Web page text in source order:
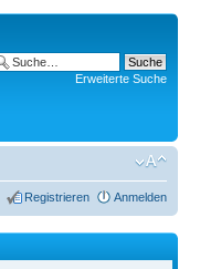
Erweiterte Suche
Registrieren Anmelden